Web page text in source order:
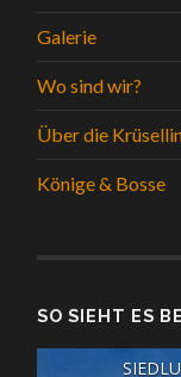
Galerie
Wo sind wir?
Über die
Könige & Bosse
SO SIEHT ES